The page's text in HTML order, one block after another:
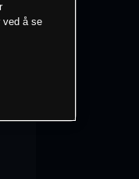
ved å se